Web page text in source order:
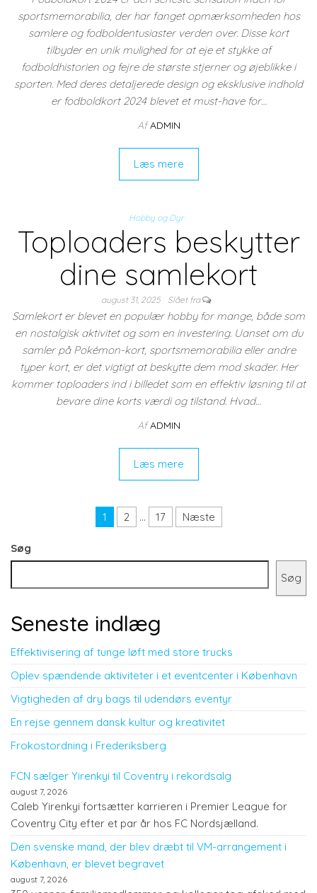
sportsmemorabilia, der har fanget opmærksomheden hos
samlere og fodboldentusiaster verden over. Disse kort
tilbyder en unik mulighed for at eje et stykke af
fodboldhistorien og fejre de største stjerner og øjeblikke i
sporten. Med deres detaljerede design og eksklusive indhold
er fodboldkort 2024 blevet et must-have for…
Af ADMIN
Læs mere
Hobby og Dyr
Toploaders beskytter
dine samlekort
august 31, 2025 Slået fra
Samlekort er blevet en populær hobby for mange, både som
en nostalgisk aktivitet og som en investering. Uanset om du
samler på Pokémon-kort, sportsmemorabilia eller andre
typer kort, er det vigtigt at beskytte dem mod skader. Her
kommer toploaders ind i billedet som en effektiv løsning til at
bevare dine korts værdi og tilstand. Hvad…
Af ADMIN
Læs mere
Indlægsinddeling
1 2 … 17 Næste
Søg
Søg
Seneste indlæg
Effektivisering af tunge løft med store trucks
Oplev spændende aktiviteter i et eventcenter i København
Vigtigheden af dry bags til udendørs eventyr
En rejse gennem dansk kultur og kreativitet
Frokostordning i Frederiksberg
FCN sælger Yirenkyi til Coventry i rekordsalg
august 7, 2026
Caleb Yirenkyi fortsætter karrieren i Premier League for
Coventry City efter et par år hos FC Nordsjælland.
Den svenske mand, der blev dræbt til VM-arrangement i
København, er blevet begravet
august 7, 2026